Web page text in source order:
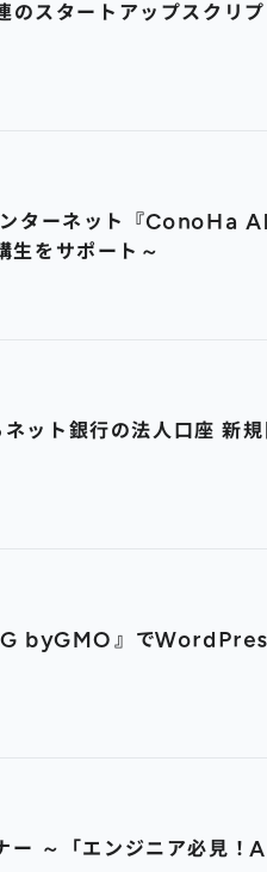
スタートアップスクリ
ターネット『ConoHa
をサポート～
ット銀行の法人口座 新
byGMO』で
～「エンジニア必見！